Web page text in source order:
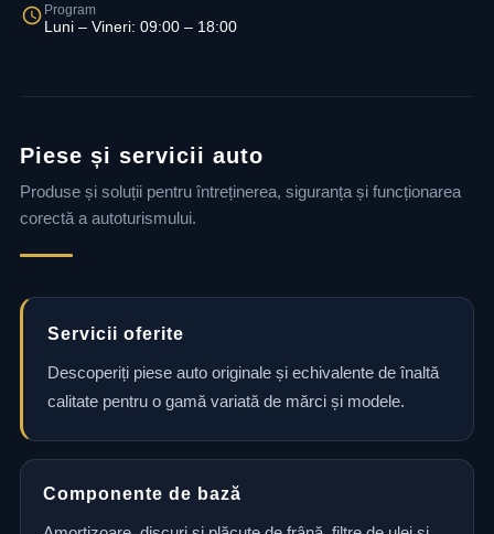
Program
Luni – Vineri: 09:00 – 18:00
Piese și servicii auto
Produse și soluții pentru întreținerea, siguranța și funcționarea
corectă a autoturismului.
Servicii oferite
Descoperiți piese auto originale și echivalente de înaltă
calitate pentru o gamă variată de mărci și modele.
Componente de bază